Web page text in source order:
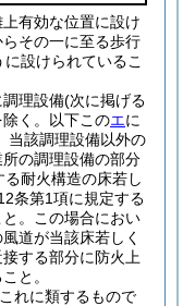
有効な位置に設け
その一に至る歩行
設けられているこ
理設備(次に掲げる
く。以下このエに
当該調理設備以外の
の調理設備の部分
耐火構造の床若し
条第1項に規定する
。
この場合におい
道が当該床若しく
する部分に防火上
と。
れに類するもので